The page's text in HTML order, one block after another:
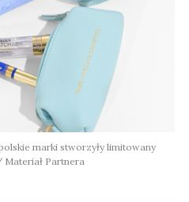
marki stworzyły limitowany
Partnera